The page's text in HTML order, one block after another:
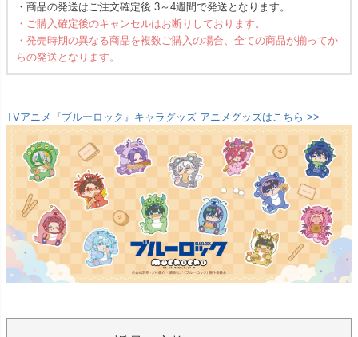
・商品の発送はご注文確定後 3～4週間で発送となります。
・ご購入確定後のキャンセルはお断りしております。
・発売時期の異なる商品を複数ご購入の場合、全ての商品が揃ってか
らの発送となります。
TVアニメ『ブルーロック』キャラグッズ アニメグッズはこちら >>